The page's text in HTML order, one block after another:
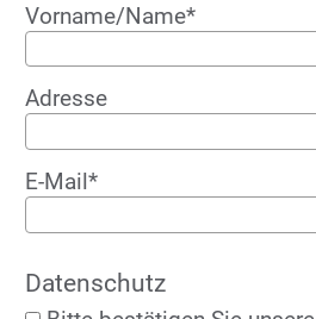
Vorname/Name*
Adresse
E-Mail*
Datenschutz